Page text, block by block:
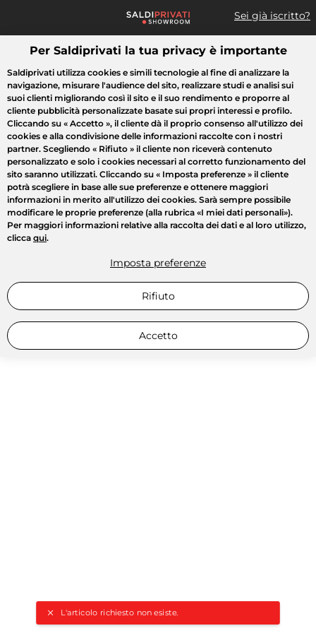
Sei già iscritto?
Cosa cerchi?
L'articolo richiesto non esiste.
Tutte le vendite Moda Casa Bellezza Elettrodomestici
Per Saldiprivati la tua privacy è importante
Saldiprivati utilizza cookies e simili tecnologie al fine di analizzare la
navigazione, misurare l'audience del sito, realizzare studi e analisi sui
suoi clienti migliorando così il sito e il suo rendimento e proporre al
cliente pubblicità personalizzate basate sui propri interessi e profilo.
Cliccando su « Accetto », il cliente dà il proprio consenso all'utilizzo dei
cookies e alla condivisione delle informazioni raccolte con i nostri
partner. Scegliendo « Rifiuto » il cliente non riceverà contenuto
personalizzato e solo i cookies necessari al corretto funzionamento del
sito saranno utilizzati. Cliccando su « Imposta preferenze » il cliente
potrà scegliere in base alle sue preferenze e ottenere maggiori
informazioni in merito all'utilizzo dei cookies. Sarà sempre possibile
modificare le proprie preferenze (alla rubrica «I miei dati personali»).
Per maggiori informazioni relative alla raccolta dei dati e al loro utilizzo,
clicca qui.
Imposta preferenze
Rifiuto
Accetto